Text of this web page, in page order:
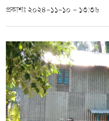
প্রকাশঃ ২০২৪-১১-১০ - ১৩:৩৬